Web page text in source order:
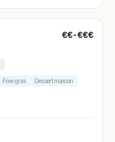
€€-€€€
Foie gras Dessert maison